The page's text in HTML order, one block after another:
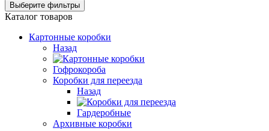
Выберите фильтры
Каталог товаров
Картонные коробки
Назад
Гофрокороба
Коробки для переезда
Назад
Гардеробные
Архивные коробки